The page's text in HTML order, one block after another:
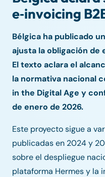
e‑invoicing
Bélgica ha publicado
ajusta la obligación de
El texto aclara el
la normativa nacional
in the Digital Age y
de enero de 2026.
Este proyecto sigue a
publicadas en 2024 y
sobre el despliegue
plataforma Hermes y la